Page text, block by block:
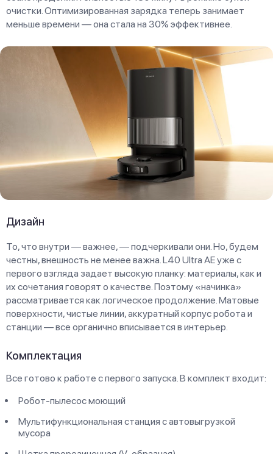
очистки. Оптимизированная зарядка теперь занимает
меньше времени — она стала на 30% эффективнее.
Дизайн
То, что внутри — важнее, — подчеркивали они. Но, будем
честны, внешность не менее важна. L40 Ultra AE уже с
первого взгляда задает высокую планку: материалы, как и
их сочетания говорят о качестве. Поэтому «начинка»
рассматривается как логическое продолжение. Матовые
поверхности, чистые линии, аккуратный корпус робота и
станции — все органично вписывается в интерьер.
Комплектация
Все готово к работе с первого запуска. В комплект входит:
Робот-пылесос моющий
Мультифункциональная станция с автовыгрузкой
мусора